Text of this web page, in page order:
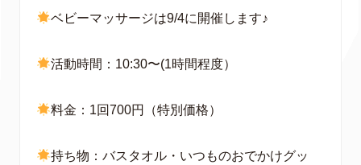
ベビーマッサージは9/4に開催します♪
活動時間：10:30〜(1時間程度）
料金：1回700円（特別価格）
持ち物：バスタオル・いつものおでかけグッ